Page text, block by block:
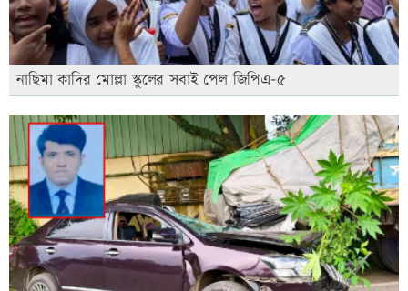
নাছিমা কাদির মোল্লা স্কুলের সবাই পেল জিপিএ-৫